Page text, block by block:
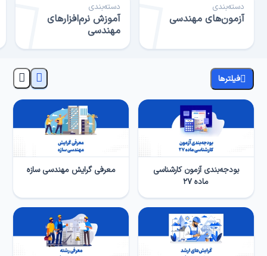
دسته‌بندی
آزمون‌های مهندسی
دسته‌بندی
آموزش نرم‌افزارهای
مهندسی
فیلترها
بودجه‌بندی آزمون کارشناسی
ماده ۲۷
معرفی گرایش مهندسی سازه